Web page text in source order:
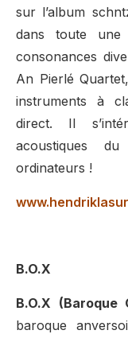
sur l’album
dans toute une
consonances
An Pierlé
instruments à
direct. Il
acoustiques
ordinateurs !
B.O.X
B.O.X
baroque